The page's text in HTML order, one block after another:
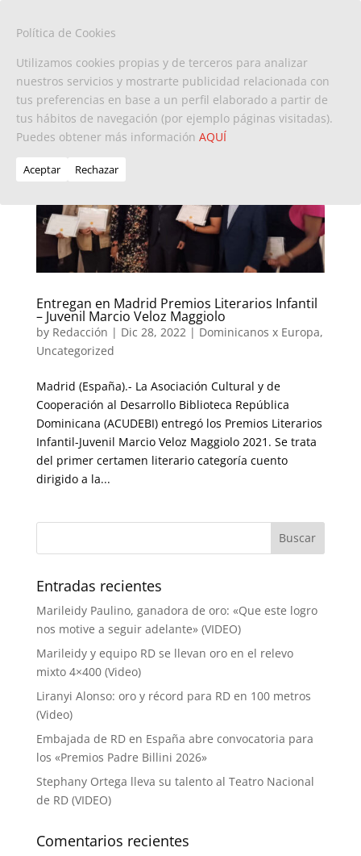
Entregan en Madrid Premios Literarios Infantil
– Juvenil Marcio Veloz Maggiolo
by Redacción | Dic 28, 2022 | Dominicanos x Europa,
Uncategorized
Madrid (España).- La Asociación Cultural y de
Cooperación al Desarrollo Biblioteca República
Dominicana (ACUDEBI) entregó los Premios Literarios
Infantil-Juvenil Marcio Veloz Maggiolo 2021. Se trata
del primer certamen literario categoría cuento
dirigido a la...
Entradas recientes
Marileidy Paulino, ganadora de oro: «Que este logro
nos motive a seguir adelante» (VIDEO)
Marileidy y equipo RD se llevan oro en el relevo
mixto 4×400 (Video)
Liranyi Alonso: oro y récord para RD en 100 metros
(Video)
Embajada de RD en España abre convocatoria para
los «Premios Padre Billini 2026»
Stephany Ortega lleva su talento al Teatro Nacional
de RD (VIDEO)
Comentarios recientes
Política de Cookies
Utilizamos cookies propias y de terceros para analizar
nuestros servicios y mostrarte publicidad relacionada con
tus preferencias en base a un perfil elaborado a partir de
tus hábitos de navegación (por ejemplo páginas visitadas).
Puedes obtener más información AQUÍ
Aceptar Rechazar